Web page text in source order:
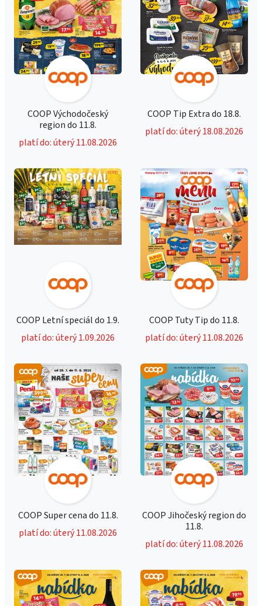
COOP Východočeský
region do 11.8.
platí do: úterý 11.08.2026
COOP Tip Extra do 18.8.
platí do: úterý 18.08.2026
COOP Letní speciál do 1.9.
platí do: úterý 1.09.2026
COOP Tuty Tip do 11.8.
platí do: úterý 11.08.2026
COOP Super cena do 11.8.
platí do: úterý 11.08.2026
COOP Jihočeský region do
11.8.
platí do: úterý 11.08.2026